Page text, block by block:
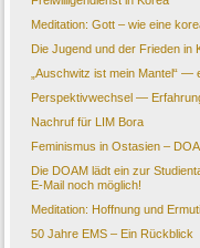
Meditation: Gott – wie eine
Die Jugend und der Frieden in
„Auschwitz ist mein Mantel“ —
Perspektivwechsel —
Nachruf für LIM Bora
Feminismus in Ostasien –
Die DOAM lädt ein zur
E-Mail noch möglich!
Meditation: Hoffnung und
50 Jahre EMS – Ein Rückblick